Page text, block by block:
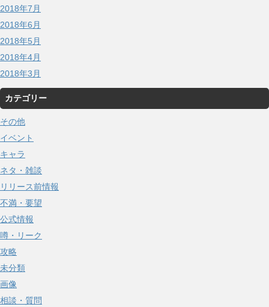
2018年7月
2018年6月
2018年5月
2018年4月
2018年3月
カテゴリー
その他
イベント
キャラ
ネタ・雑談
リリース前情報
不満・要望
公式情報
噂・リーク
攻略
未分類
画像
相談・質問